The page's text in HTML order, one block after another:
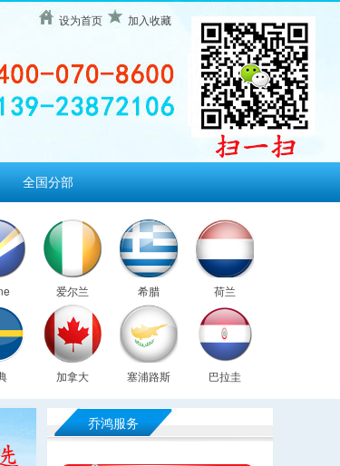
设为首页 加入收藏
全国分部
爱尔兰 希腊 荷兰
加拿大 塞浦路斯 巴拉圭
乔鸿服务